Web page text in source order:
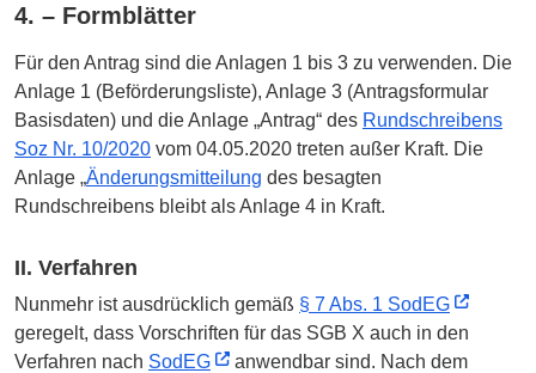
4. – Formblätter
Für den Antrag sind die Anlagen 1 bis 3 zu verwenden. Die
Anlage 1 (Beförderungsliste), Anlage 3 (Antragsformular
Basisdaten) und die Anlage „Antrag“ des Rundschreibens
Soz Nr. 10/2020 vom 04.05.2020 treten außer Kraft. Die
Anlage „Änderungsmitteilung des besagten
Rundschreibens bleibt als Anlage 4 in Kraft.
II. Verfahren
Nunmehr ist ausdrücklich gemäß § 7 Abs. 1 SodEG
geregelt, dass Vorschriften für das SGB X auch in den
Verfahren nach SodEG
anwendbar sind. Nach dem